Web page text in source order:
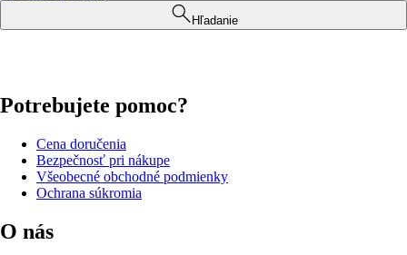
Hľadanie
Potrebujete pomoc?
Cena doručenia
Bezpečnosť pri nákupe
Všeobecné obchodné podmienky
Ochrana súkromia
O nás